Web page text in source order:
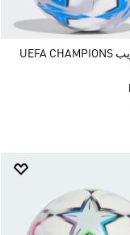
كرة التدريب UEFA CHAMPIONS